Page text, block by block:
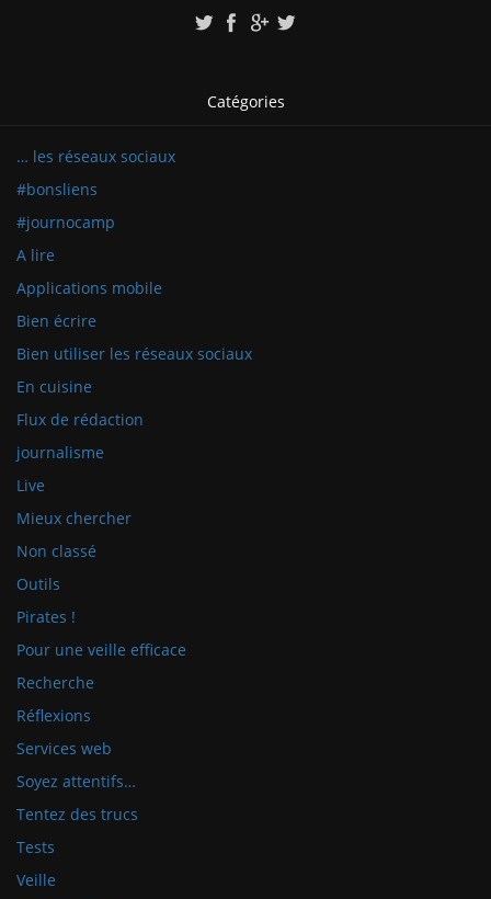
Catégories
… les réseaux sociaux
#bonsliens
#journocamp
A lire
Applications mobile
Bien écrire
Bien utiliser les réseaux sociaux
En cuisine
Flux de rédaction
journalisme
Live
Mieux chercher
Non classé
Outils
Pirates !
Pour une veille efficace
Recherche
Réflexions
Services web
Soyez attentifs…
Tentez des trucs
Tests
Veille